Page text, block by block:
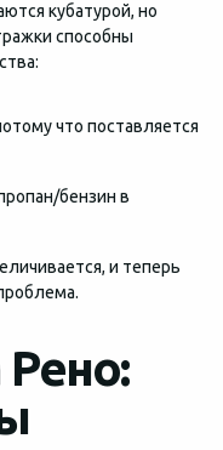
кубатурой, но
способны
что поставляется
бензин в
и теперь
Рено: